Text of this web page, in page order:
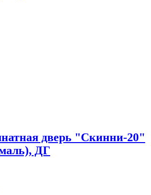
дверь "Скинни-20"
ДГ